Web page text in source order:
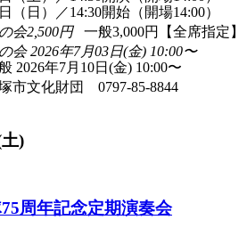
（日）／14:30開始（開場14:00）
会2,500円一般3,000円【全席指定】
会 2026年7月03日(金) 10:00〜
2026年7月10日(金) 10:00〜
市文化財団 0797-85-8844
)
周年記念定期演奏会